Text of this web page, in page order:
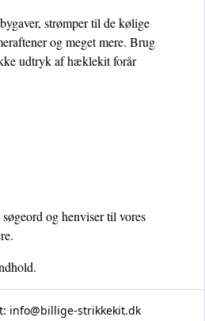
strømper til de kølige
og meget mere. Brug
udtryk af hæklekit forår
og henviser til vores
info@billige-strikkekit.dk